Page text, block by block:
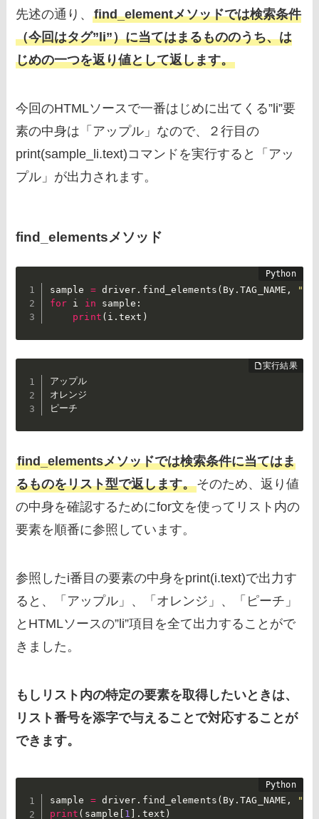
先述の通り、find_elementメソッドでは検索条件
（今回はタグ”li”）に当てはまるもののうち、は
じめの一つを返り値として返します。
今回のHTMLソースで一番はじめに出てくる”li”要
素の中身は「アップル」なので、２行目の
print(sample_li.text)コマンドを実行すると「アッ
プル」が出力されます。
find_elementsメソッド
sample = driver . find_elements ( By .TAG_NAME ,
for i in sample :
print ( i .text )
アップル
オレンジ
ピーチ
find_elementsメソッドでは検索条件に当てはま
るものをリスト型で返します。そのため、返り値
の中身を確認するためにfor文を使ってリスト内の
要素を順番に参照しています。
参照したi番目の要素の中身をprint(i.text)で出力す
ると、「アップル」、「オレンジ」、「ピーチ」
とHTMLソースの”li”項目を全て出力することがで
きました。
もしリスト内の特定の要素を取得したいときは、
リスト番号を添字で与えることで対応することが
できます。
sample = driver . find_elements ( By .TAG_NAME ,
print ( sample 1 . text )